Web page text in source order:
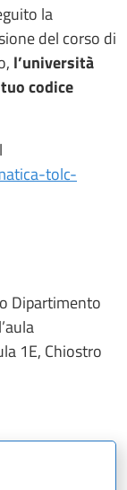
la
del corso di
l’università
codice
tolc-
Dipartimento
1E, Chiostro